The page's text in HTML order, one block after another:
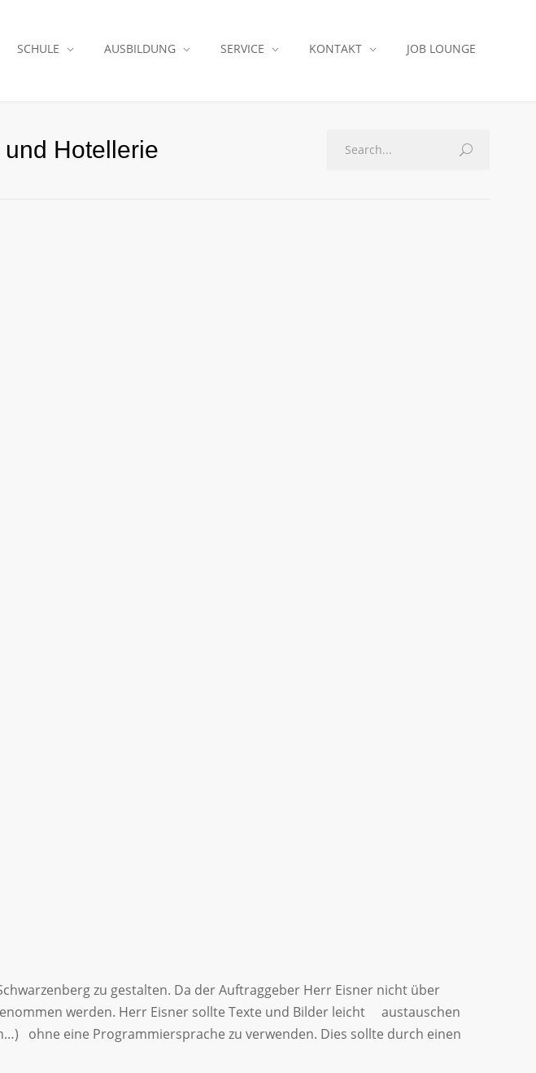
SCHULE AUSBILDUNG SERVICE KONTAKT JOB LOUNGE
Hotellerie
zu gestalten. Da der Auftraggeber Herr Eisner nicht über
werden. Herr Eisner sollte Texte und Bilder leicht austauschen
ohne eine Programmiersprache zu verwenden. Dies sollte durch einen